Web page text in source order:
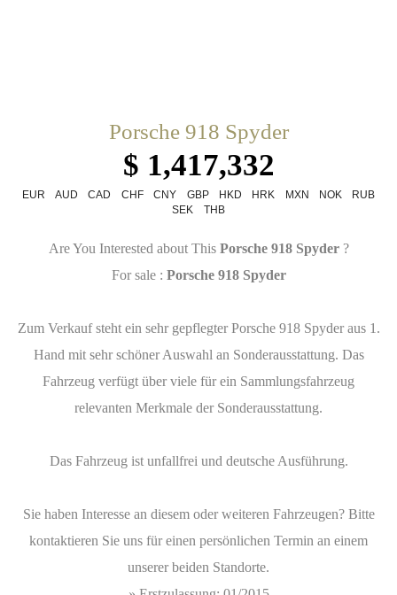
Porsche 918 Spyder
$ 1,417,332
EUR AUD CAD CHF CNY GBP HKD HRK MXN NOK
RUB
SEK
THB
Are You Interested about This Porsche 918 Spyder?
For sale : Porsche 918 Spyder
Zum Verkauf steht ein sehr gepflegter Porsche 918 Spyder aus 1.
Hand mit sehr schöner Auswahl an Sonderausstattung. Das
Fahrzeug verfügt über viele für ein Sammlungsfahrzeug
relevanten Merkmale der Sonderausstattung.
Das Fahrzeug ist unfallfrei und deutsche Ausführung.
Sie haben Interesse an diesem oder weiteren Fahrzeugen? Bitte
kontaktieren Sie uns für einen persönlichen Termin an einem
unserer beiden Standorte.